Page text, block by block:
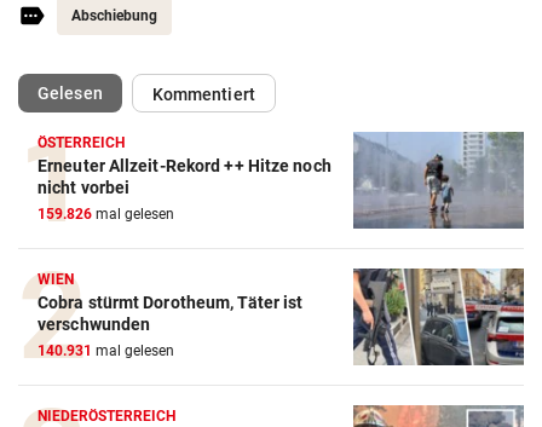
Abschiebung
Gelesen(ausgewählt)Kommentiert
ÖSTERREICH
Erneuter Allzeit-Rekord ++ Hitze noch
nicht vorbei
159.826 mal gelesen
WIEN
Cobra stürmt Dorotheum, Täter ist
verschwunden
140.931 mal gelesen
NIEDERÖSTERREICH